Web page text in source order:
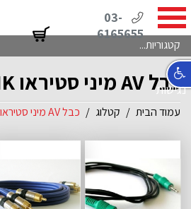
03-
6165655
קטגוריות...
כבל AV מיני סטיראו RCA TOSLINK
עמוד הבית קטלוג כבל AV מיני סטיראו RCA TOSLINK
נגישות